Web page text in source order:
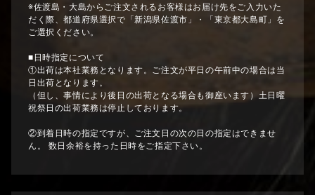
※佐渡島・大島からご注文されるお客様はお届け先をご入力いた
だく際、都道府県選択で「新潟県佐渡市」・「東京都大島町」を
ご選択ください。
■日時指定について
①出荷は本社業務となります。ご注文が平日の午前中の場合は当
日出荷となります。
（但し、事情により後日の出荷となる場合も御座います）土日曜
祝祭日の出荷業務は停止しております。
②到着日時の指定ですが、ご注文日の次の日の指定はできませ
ん。 数日余裕を持った日時をご指定下さい。